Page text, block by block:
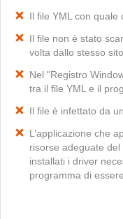
Il file YML con quale
Il file non è stato
volta dallo stesso
Nel "Registro
tra il file YML e il
Il file è infettato da
L’applicazione che
risorse adeguate
installati i driver
programma di